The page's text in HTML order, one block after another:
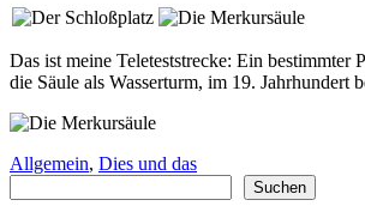
Das ist meine Teleteststrecke: Ein
die Säule als Wasserturm, im 19. Jahrhundert
Allgemein, Dies und das
Suchen